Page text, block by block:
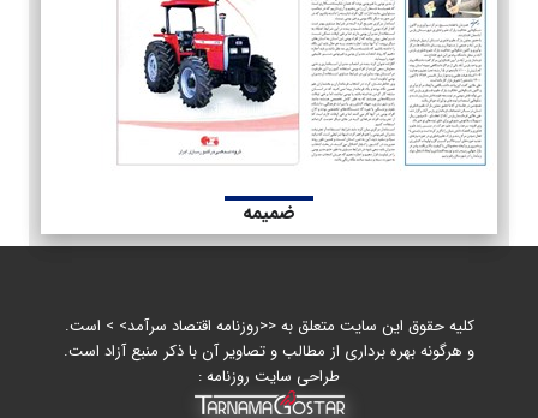
ضمیمه
کلیه حقوق این سایت متعلق به <<روزنامه اقتصاد سرآمد> > است.
و هرگونه بهره برداری از مطالب و تصاویر آن با ذکر منبع آزاد است.
طراحی سایت روزنامه :